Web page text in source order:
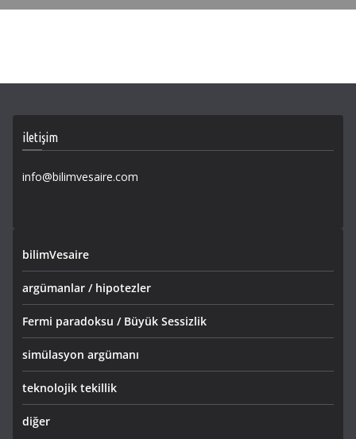
iletişim
info@bilimvesaire.com
bilimVesaire
argümanlar / hipotezler
Fermi paradoksu / Büyük Sessizlik
simülasyon argümanı
teknolojik tekillik
diğer